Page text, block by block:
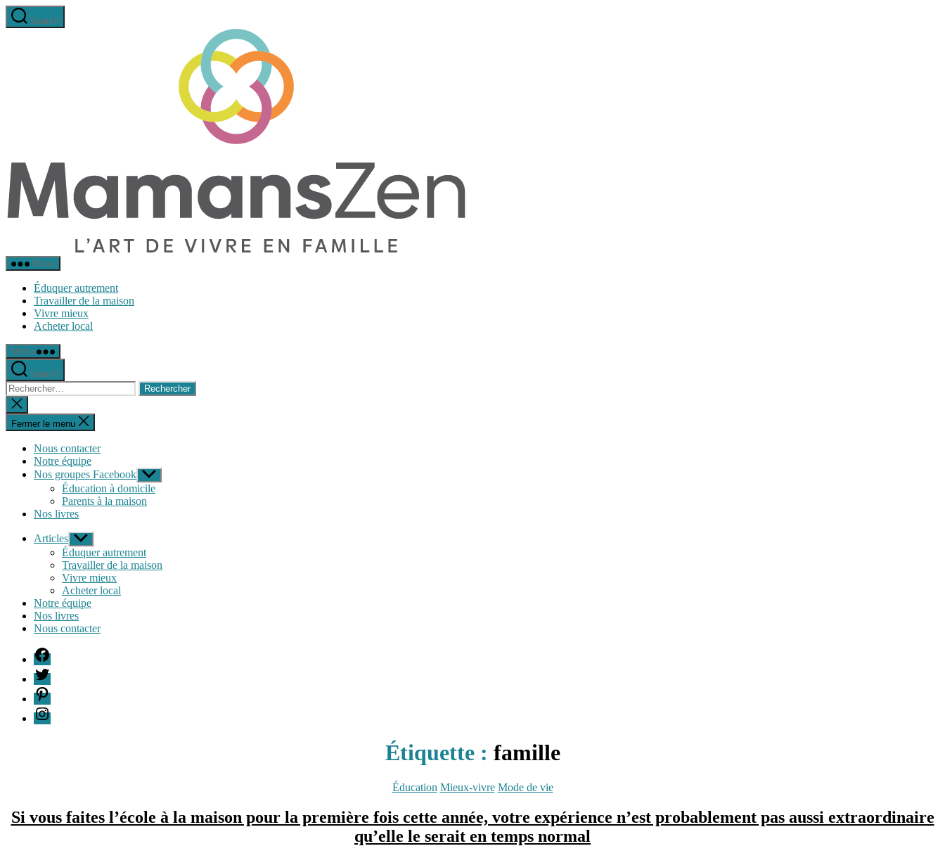
Aller
au
Search
Menu
Éduquer autrement
Travailler de la maison
Vivre mieux
Acheter local
Menu
Search
Rechercher :
Fermer
la
recherche
Fermer le menu
Nous contacter
Notre équipe
Nos groupes Facebook Afficher
le
sous-
menu
Éducation à domicile
Parents à la maison
Nos livres
Articles Afficher
le
sous-
menu
Éduquer autrement
Travailler de la maison
Vivre mieux
Acheter local
Notre équipe
Nos livres
Nous contacter
F
T
P
I
Étiquette : famille
Catégories
Éducation Mieux-vivre Mode de vie
Si vous faites l’école à la maison pour la première fois cette année, votre expérience n’est probablement pas aussi extraordinaire
qu’elle le serait en temps normal